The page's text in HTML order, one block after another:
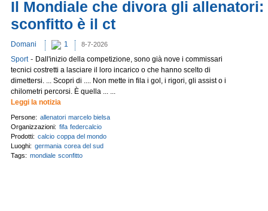
Il Mondiale che divora gli
sconfitto è il ct
Domani 1 8-7-2026
Sport- Dall'inizio della competizione, sono già nove i commissari
tecnici costretti a lasciare il loro incarico o che hanno scelto di
dimettersi. ... Scopri di .... Non mette in fila i gol, i rigori, gli assist o i
chilometri percorsi. È quella ... ...
Leggi la notizia
Persone: allenatori marcelo bielsa
Organizzazioni: fifa federcalcio
Prodotti: calcio coppa del mondo
Luoghi: germania corea del sud
Tags: mondiale sconfitto